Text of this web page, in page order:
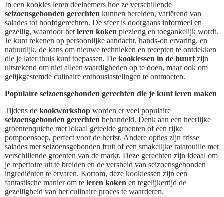
In een kookles leren deelnemers hoe ze verschillende
seizoensgebonden gerechten kunnen bereiden, variërend van
salades tot hoofdgerechten. De sfeer is doorgaans informeel en
gezellig, waardoor het leren koken plezierig en toegankelijk wordt.
Je kunt rekenen op persoonlijke aandacht, hands-on ervaring, en
natuurlijk, de kans om nieuwe technieken en recepten te ontdekken
die je later thuis kunt toepassen. De kooklessen in de buurt zijn
uitstekend om niet alleen vaardigheden op te doen, maar ook om
gelijkgestemde culinaire enthousiastelingen te ontmoeten.
Populaire seizoensgebonden gerechten die je kunt leren maken
Tijdens de kookworkshop worden er veel populaire
seizoensgebonden gerechten behandeld. Denk aan een heerlijke
groentenquiche met lokaal geteelde groenten of een rijke
pompoensoep, perfect voor de herfst. Andere opties zijn frisse
salades met seizoensgebonden fruit of een smakelijke ratatouille met
verschillende groenten van de markt. Deze gerechten zijn ideaal om
je repertoire uit te breiden en de versheid van seizoensgebonden
ingrediënten te ervaren. Kortom, deze kooklessen zijn een
fantastische manier om te leren koken en tegelijkertijd de
gezelligheid van het culinaire proces te waarderen.